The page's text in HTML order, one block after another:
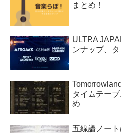
まとめ！
ULTRA
ンナップ、
タイムテー
め
五線譜ノー